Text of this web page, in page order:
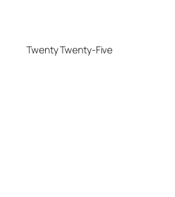
Twenty Twenty-Five